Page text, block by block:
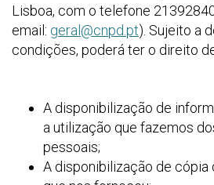
Lisboa, com o telefone
email: geral@cnpd.pt). Sujeito a
condições, poderá ter o direito
A disponibilização de
a utilização que fazemos
pessoais;
A disponibilização de cópia